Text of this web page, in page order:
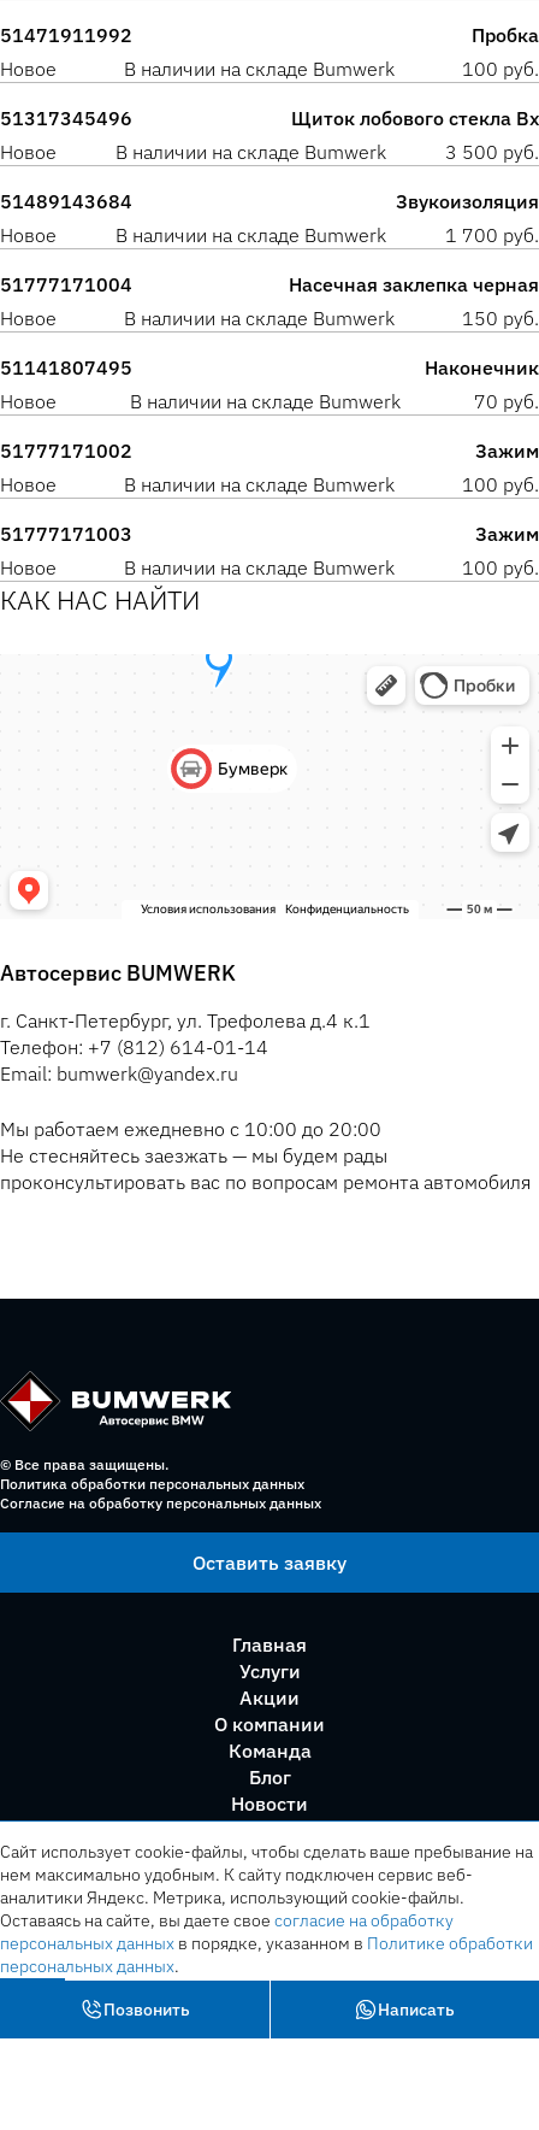
51471911992
Пробка
Новое
В наличии на складе Bumwerk 100 руб.
51317345496
Щиток лобового стекла Вх
Новое
В наличии на складе Bumwerk 3 500 руб.
51489143684
Звукоизоляция
Новое
В наличии на складе Bumwerk 1 700 руб.
51777171004
Насечная заклепка черная
Новое
В наличии на складе Bumwerk 150 руб.
51141807495
Наконечник
Новое
В наличии на складе Bumwerk 70 руб.
51777171002
Зажим
Новое
В наличии на складе Bumwerk 100 руб.
51777171003
Зажим
Новое
В наличии на складе Bumwerk 100 руб.
КАК НАС НАЙТИ
Автосервис BUMWERK
г. Санкт-Петербург, ул. Трефолева д.4 к.1
Телефон: +7 (812) 614-01-14
Email: bumwerk@yandex.ru
Мы работаем ежедневно с 10:00 до 20:00
Не стесняйтесь заезжать — мы будем рады
проконсультировать вас по вопросам ремонта автомобиля
© Все права защищены.
Политика обработки персональных данных
Согласие на обработку персональных данных
Оставить заявку
Главная
Услуги
Акции
О компании
Команда
Блог
Новости
Позвонить Написать
Сайт использует cookie-файлы, чтобы сделать ваше пребывание на
нем максимально удобным. К cайту подключен сервис веб-
аналитики Яндекс. Метрика, использующий cookie-файлы.
Оставаясь на сайте, вы даете свое согласие на обработку
персональных данных в порядке, указанном в Политике обработки
персональных данных.